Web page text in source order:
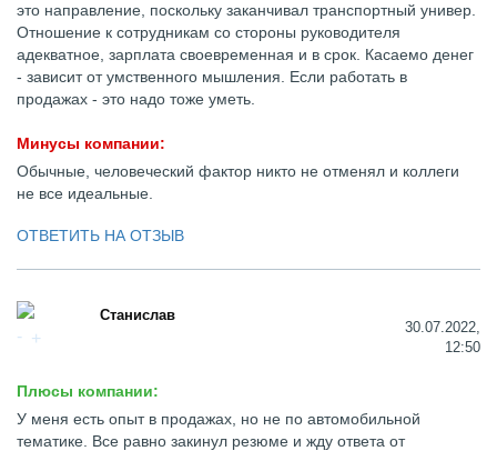
это направление, поскольку заканчивал транспортный универ.
Отношение к сотрудникам со стороны руководителя
адекватное, зарплата своевременная и в срок. Касаемо денег
- зависит от умственного мышления. Если работать в
продажах - это надо тоже уметь.
Минусы компании:
Обычные, человеческий фактор никто не отменял и коллеги
не все идеальные.
ОТВЕТИТЬ НА ОТЗЫВ
Станислав
30.07.2022,
12:50
Плюсы компании:
У меня есть опыт в продажах, но не по автомобильной
тематике. Все равно закинул резюме и жду ответа от